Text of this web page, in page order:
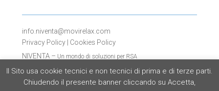
info.niventa@movirelax.com
Privacy Policy| Cookies Policy
NIVENTA – Un mondo di soluzioni per RSA
Divisione Movi Spa
Via Dione Cassio 15
Il Sito usa cookie tecnici e non tecnici di prima e di terze parti.
Chiudendo il presente banner cliccando su Accetta,